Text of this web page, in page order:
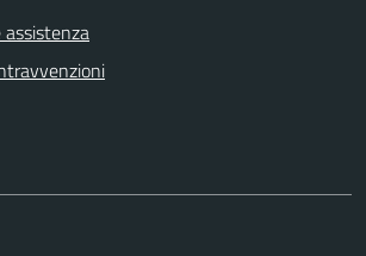
assistenza